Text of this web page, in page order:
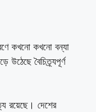
কখনো কখনো বন্যা
বৈচিত্র্যপূর্ণ
রয়েছে। দেশের